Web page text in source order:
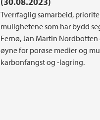
Tverrfaglig samarbeid,
mulighetene som har bydd
Fernø, Jan Martin
øyne for porøse medier og
karbonfangst og -lagring.